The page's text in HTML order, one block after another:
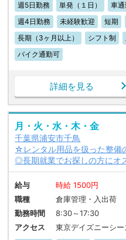
週5日勤務 単発（１日） 車
週4日勤務
未経験歓迎 短期
長期（3ヶ月以上）
シフト制
バイク通勤可
詳細を見る
月・火・水・木・金
千葉県浦安市千鳥
☆レンタル用品を扱った整備
◎長期就業でお探しの方にオ
給与
時給 1500円
職種
倉庫管理・入出荷
勤務時間
8:30～17:30
アクセス
東京デイズニーシ